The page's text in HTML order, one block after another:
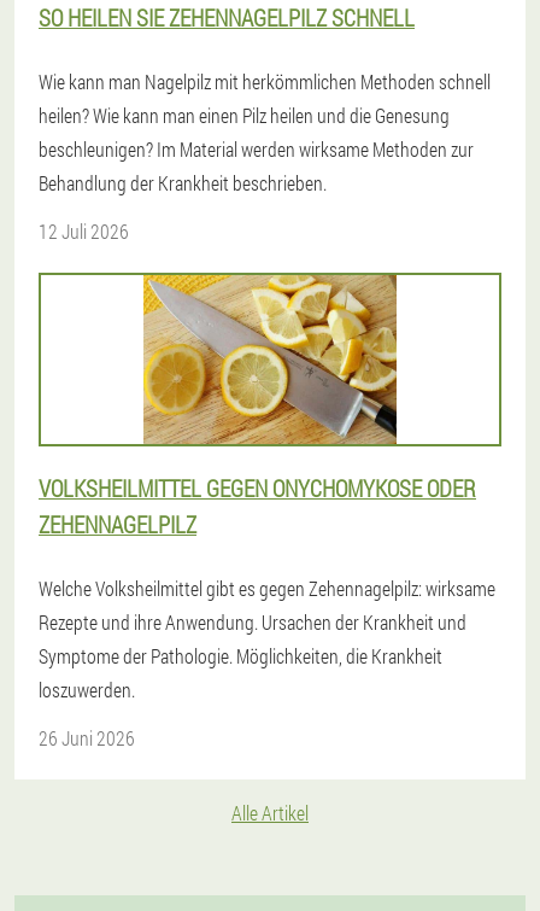
SO HEILEN SIE ZEHENNAGELPILZ SCHNELL
Wie kann man Nagelpilz mit herkömmlichen Methoden schnell
heilen? Wie kann man einen Pilz heilen und die Genesung
beschleunigen? Im Material werden wirksame Methoden zur
Behandlung der Krankheit beschrieben.
12 Juli 2026
VOLKSHEILMITTEL GEGEN ONYCHOMYKOSE ODER
ZEHENNAGELPILZ
Welche Volksheilmittel gibt es gegen Zehennagelpilz: wirksame
Rezepte und ihre Anwendung. Ursachen der Krankheit und
Symptome der Pathologie. Möglichkeiten, die Krankheit
loszuwerden.
26 Juni 2026
Alle Artikel